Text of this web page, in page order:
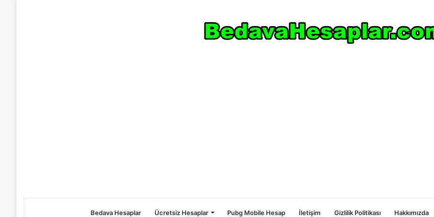
Bedava Hesaplar Ücretsiz Hesaplar Pubg Mobile Hesap İletişim Gizlilik Politikası Hakkımızda